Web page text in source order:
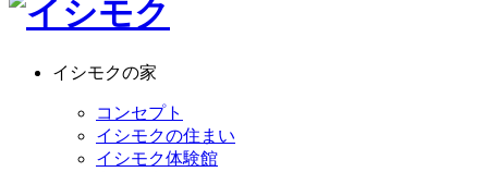
イシモクの家
コンセプト
イシモクの住まい
イシモク体験館